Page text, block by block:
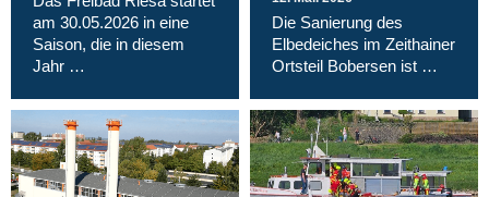
am 30.05.2026 in eine
Saison, die in diesem
Jahr …
Die Sanierung des
Elbedeiches im Zeithainer
Ortsteil Bobersen ist …